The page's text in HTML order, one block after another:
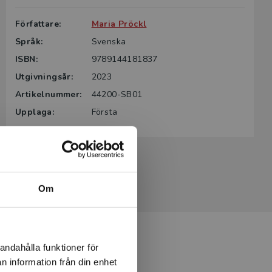
Om
funktioner för
information från din enhet
Författare:
Maria Pröckl
Språk:
Svenska
ISBN:
9789144181837
Utgivningsår:
2023
Artikelnummer:
44200-SB01
Upplaga:
Första